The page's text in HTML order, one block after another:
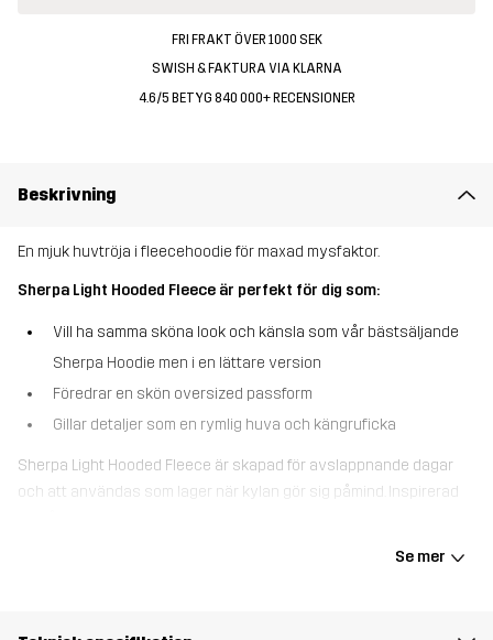
FRI FRAKT ÖVER 1000 SEK
SWISH & FAKTURA VIA KLARNA
4.6/5 BETYG 840 000+ RECENSIONER
Beskrivning
En mjuk huvtröja i fleecehoodie för maxad mysfaktor.
Sherpa Light Hooded Fleece är perfekt för dig som:
Vill ha samma sköna look och känsla som vår bästsäljande
Sherpa Hoodie men i en lättare version
Föredrar en skön oversized passform
Gillar detaljer som en rymlig huva och kängruficka
Sherpa Light Hooded Fleece är skapad för avslappnande dagar
och att användas som lager när kylan gör sig påmind. Inspirerad
Se mer